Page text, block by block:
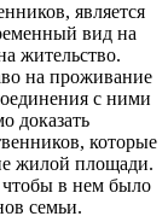
является
вид на
жительство.
на проживание
с ними
доказать
которые
жилой площади.
в нем было
семьи.